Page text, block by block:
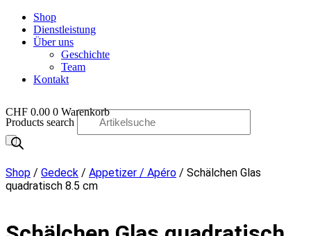
Shop
Dienstleistung
Über uns
Geschichte
Team
Kontakt
CHF 0.00 0 Warenkorb
OO
Products search
Shop / Gedeck / Appetizer / Apéro / Schälchen Glas
quadratisch 8.5 cm